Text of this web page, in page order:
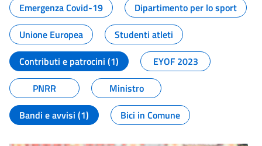
Emergenza Covid-19
Dipartimento per lo sport
Unione Europea
Studenti atleti
Contributi e patrocini (1)
EYOF 2023
PNRR
Ministro
Bandi e avvisi (1)
Bici in Comune